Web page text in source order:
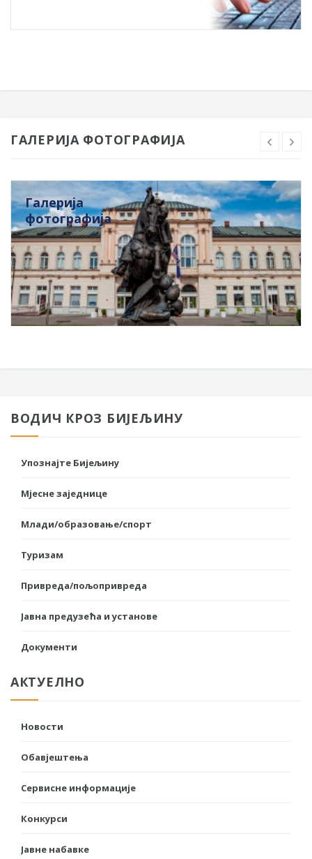
ГАЛЕРИЈА ФОТОГРАФИЈА
Галерија
фотографија
ВОДИЧ КРОЗ БИЈЕЉИНУ
Упознајте Бијељину
Мјесне заједнице
Млади/образовање/спорт
Туризам
Привреда/пољопривреда
Јавна предузећа и установе
Документи
АКТУЕЛНО
Новости
Обавјештења
Сервисне информације
Конкурси
Јавне набавке